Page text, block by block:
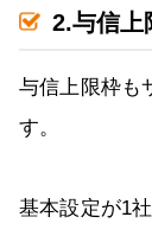
2.与信上
与信上限枠も
す。
基本設定が1